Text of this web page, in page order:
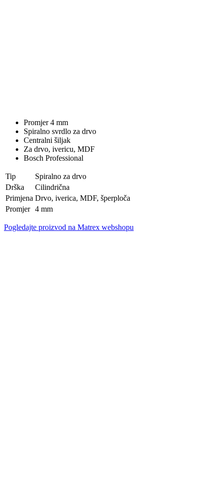
Promjer 4 mm
Spiralno svrdlo za drvo
Centralni šiljak
Za drvo, ivericu, MDF
Bosch Professional
Tip
Spiralno za drvo
Drška
Cilindrična
Primjena Drvo, iverica, MDF, šperploča
Promjer 4 mm
Pogledajte proizvod na Matrex webshopu